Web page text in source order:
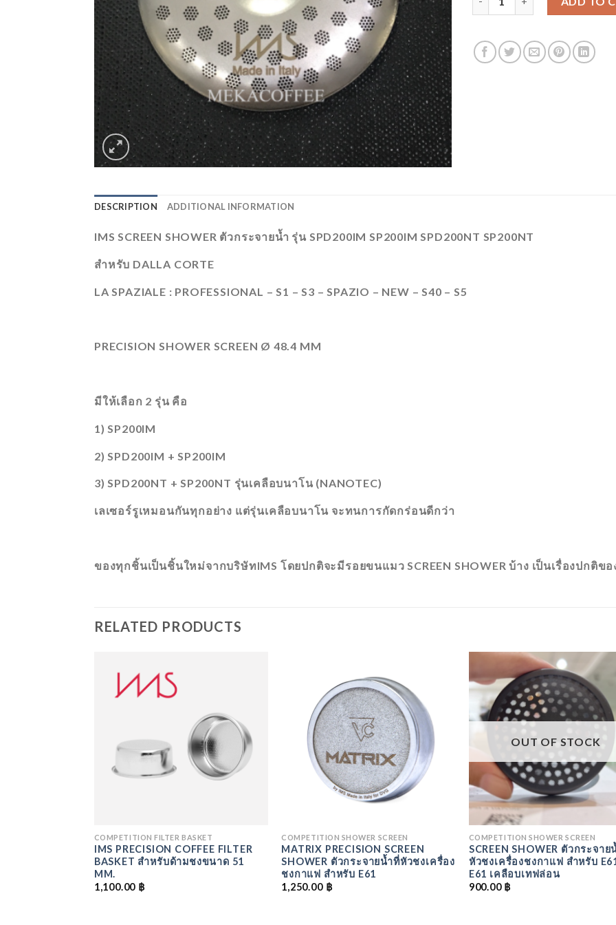
DESCRIPTION ADDITIONAL INFORMATION
IMS SCREEN SHOWER ตัวกระจายน้ำ รุ่น SPD200IM SP200IM SPD200NT SP200NT
สำหรับ DALLA CORTE
LA SPAZIALE : PROFESSIONAL – S1 – S3 – SPAZIO – NEW – S40 – S5
PRECISION SHOWER SCREEN Ø 48.4 MM
มีให้เลือก 2 รุ่น คือ
1) SP200IM
2) SPD200IM + SP200IM
3) SPD200NT + SP200NT รุ่นเคลือบนาโน (NANOTEC)
เลเซอร์รูเหมอนกันทุกอย่าง แต่รุ่นเคลือบนาโน จะทนการกัดกร่อนดีกว่า
ของทุกชิ้นเป็นชิ้นใหม่จากบริษัทIMS โดยปกติจะมีรอยขนแมว SCREEN SHOWER บ้าง เป็นเรื่องปกติข
RELATED PRODUCTS
WISHLIST
COMPETITION FILTER BASKET
IMS PRECISION COFFEE FILTER
BASKET สำหรับด้ามชงขนาด 51
MM.
1,100.00 ฿
TO
WISHLIST
COMPETITION SHOWER SCREEN
MATRIX PRECISION SCREEN
SHOWER ตัวกระจายน้ำที่หัวชงเครื่อง
ชงกาแฟ สำหรับ E61
1,250.00 ฿
OUT OF STOCK
COMPETITION SHOWER SCREEN
SCREEN SHOWER ตัวกระจาย
หัวชงเครื่องชงกาแฟ สำหรับ
E61 เคลือบเทฟล่อน
900.00 ฿